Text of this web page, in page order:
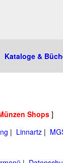
Kataloge &
Shops]
| Linnartz |